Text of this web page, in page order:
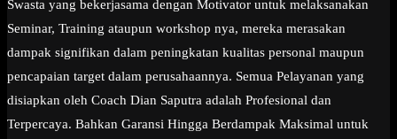
Swasta yang bekerjasama dengan Motivator untuk melaksanakan
Seminar, Training ataupun workshop nya, mereka merasakan
dampak signifikan dalam peningkatan kualitas personal maupun
pencapaian target dalam perusahaannya. Semua Pelayanan yang
disiapkan oleh Coach Dian Saputra adalah Profesional dan
Terpercaya. Bahkan Garansi Hingga Berdampak Maksimal untuk